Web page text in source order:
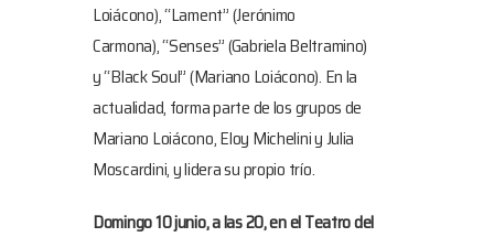
Loiácono), “Lament” (Jerónimo
Carmona), “Senses” (Gabriela Beltramino)
y “Black Soul” (Mariano Loiácono). En la
actualidad, forma parte de los grupos de
Mariano Loiácono, Eloy Michelini y Julia
Moscardini, y lidera su propio trío.
Domingo 10 junio, a las 20, en el Teatro del